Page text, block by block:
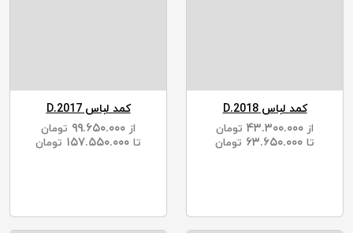
کمد لباس D.2018
از
تومان
تا
تومان
کمد لباس D.2017
از
تومان
تا
تومان